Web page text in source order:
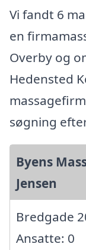
Vi fandt 6
en
Overby og
Hedensted
søgning
Byens
Jensen
Bredgade
Ansatte: 0